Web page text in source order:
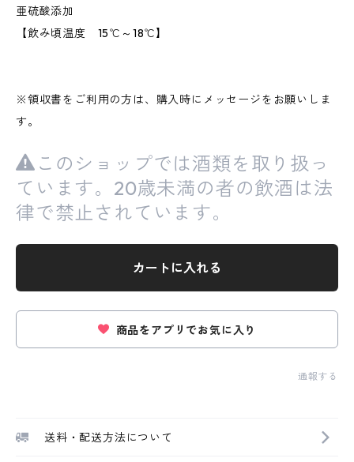
亜硫酸添加
【飲み頃温度 15℃～18℃】
※領収書をご利用の方は、購入時にメッセージをお願いしま
す。
このショップでは酒類を取り扱っ
ています。20歳未満の者の飲酒は法
律で禁止されています。
カートに入れる
商品をアプリでお気に入り
通報する
送料・配送方法について